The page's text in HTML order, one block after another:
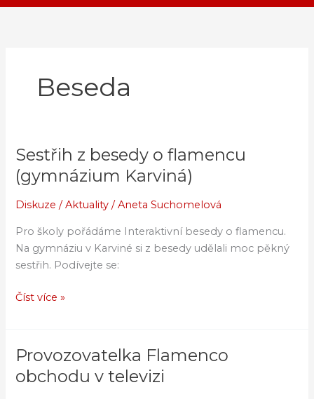
Beseda
Sestřih z besedy o flamencu
(gymnázium Karviná)
Diskuze /Aktuality /Aneta Suchomelová
Pro školy pořádáme Interaktivní besedy o flamencu.
Na gymnáziu v Karviné si z besedy udělali moc pěkný
sestřih. Podívejte se:
Sestřih
z
besedy
o
(gymnázium
Karviná)
Číst více »
Provozovatelka Flamenco
obchodu v televizi
Provozovatelka
Flamenco
obchodu